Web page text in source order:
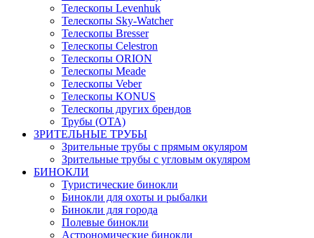
Телескопы Levenhuk
Телескопы Sky-Watcher
Телескопы Bresser
Телескопы Celestron
Телескопы ORION
Телескопы Meade
Телескопы Veber
Телескопы KONUS
Телескопы других брендов
Трубы (ОТА)
ЗРИТЕЛЬНЫЕ ТРУБЫ
Зрительные трубы с прямым окуляром
Зрительные трубы с угловым окуляром
БИНОКЛИ
Туристические бинокли
Бинокли для охоты и рыбалки
Бинокли для города
Полевые бинокли
Астрономические бинокли